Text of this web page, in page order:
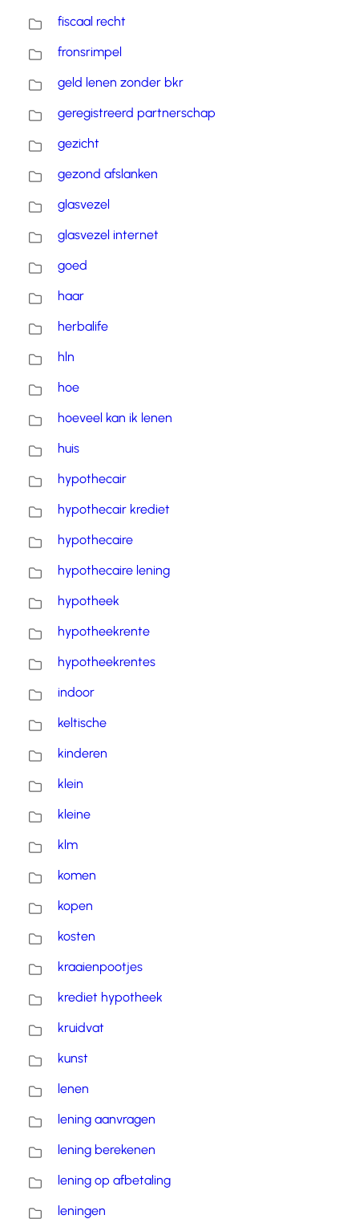
fiscaal recht
fronsrimpel
geld lenen zonder bkr
geregistreerd partnerschap
gezicht
gezond afslanken
glasvezel
glasvezel internet
goed
haar
herbalife
hln
hoe
hoeveel kan ik lenen
huis
hypothecair
hypothecair krediet
hypothecaire
hypothecaire lening
hypotheek
hypotheekrente
hypotheekrentes
indoor
keltische
kinderen
klein
kleine
klm
komen
kopen
kosten
kraaienpootjes
krediet hypotheek
kruidvat
kunst
lenen
lening aanvragen
lening berekenen
lening op afbetaling
leningen